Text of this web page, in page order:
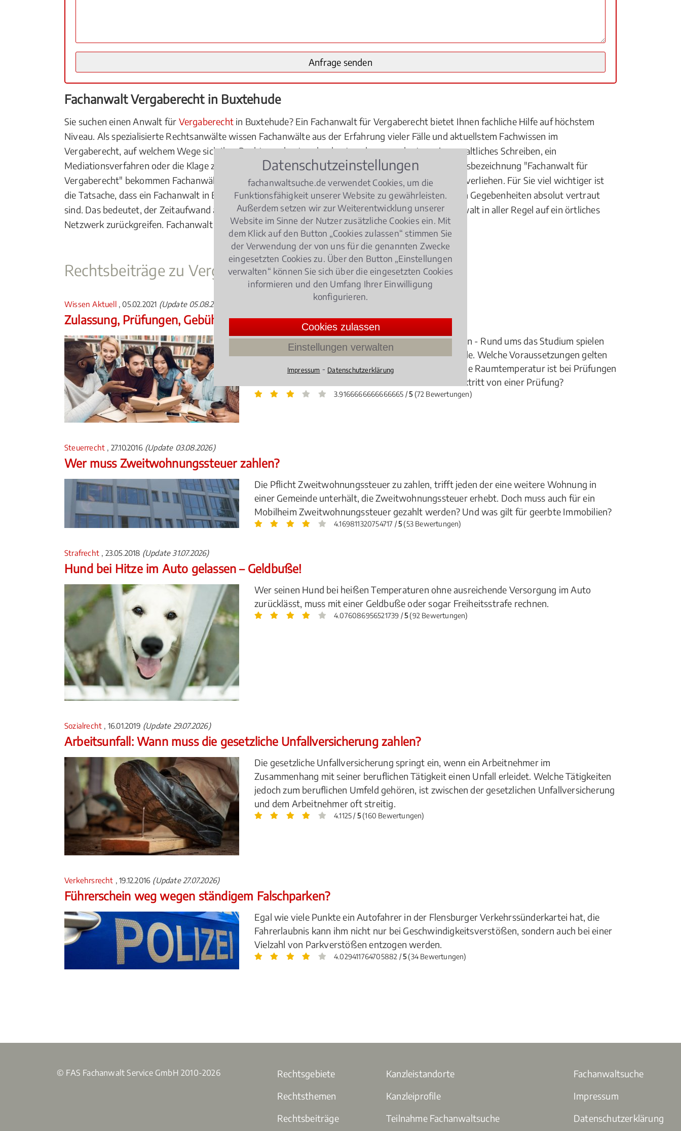
Fachanwalt Vergaberecht in Buxtehude
Sie suchen einen Anwalt für Vergaberecht in Buxtehude? Ein Fachanwalt für Vergaberecht bietet Ihnen fachliche Hilfe auf höchstem
Niveau. Als spezialisierte Rechtsanwälte wissen Fachanwälte aus der Erfahrung vieler Fälle und aktuellstem Fachwissen im
Vergaberecht, auf welchem Wege sich Ihre Rechte am besten durchsetzen lassen - ob etwa ein anwaltliches Schreiben, ein
Mediationsverfahren oder die Klage zum Erfolg führt. Die Berechtigung zum Führen der Fachanwaltsbezeichnung "Fachanwalt für
Vergaberecht" bekommen Fachanwälte von der für Buxtehude zuständigen Rechtsanwaltskammer verliehen. Für Sie viel wichtiger ist
die Tatsache, dass ein Fachanwalt in Buxtehude für Sie schnell zur Verfügung steht und mit örtlichen Gegebenheiten absolut vertraut
sind. Das bedeutet, der Zeitaufwand auf beiden Seiten hält sich in Grenzen. Zudem kann ein Fachanwalt in aller Regel auf ein örtliches
Netzwerk zurückgreifen. Fachanwalt für Vergaberecht in Buxtehude gleich hier finden.
Rechtsbeiträge zu Vergaberecht
Wissen Aktuell , 05.02.2021 (Update 05.08.2026)
Zulassung, Prüfungen, Gebühren – Was Studierende wissen müssen!
Zulassung zum Studium, Prüfungen, Studiengebühren - Rund ums das Studium spielen
auch rechtliche Aspekte schon immer eine große Rolle. Welche Voraussetzungen gelten
beim BAFöG bei einem Fachrichtungswechsel? Welche Raumtemperatur ist bei Prüfungen
unzumutbar? Und ist ADHS ein Grund für einen Rücktritt von einer Prüfung?
3.9166666666666665 /5(72 Bewertungen)
Steuerrecht , 27.10.2016 (Update 03.08.2026)
Wer muss Zweitwohnungssteuer zahlen?
Die Pflicht Zweitwohnungssteuer zu zahlen, trifft jeden der eine weitere Wohnung in
einer Gemeinde unterhält, die Zweitwohnungssteuer erhebt. Doch muss auch für ein
Mobilheim Zweitwohnungssteuer gezahlt werden? Und was gilt für geerbte Immobilien?
4.169811320754717 /5(53 Bewertungen)
Strafrecht , 23.05.2018 (Update 31.07.2026)
Hund bei Hitze im Auto gelassen – Geldbuße!
Wer seinen Hund bei heißen Temperaturen ohne ausreichende Versorgung im Auto
zurücklässt, muss mit einer Geldbuße oder sogar Freiheitsstrafe rechnen.
4.076086956521739 /5(92 Bewertungen)
Sozialrecht , 16.01.2019 (Update 29.07.2026)
Arbeitsunfall: Wann muss die gesetzliche Unfallversicherung zahlen?
Die gesetzliche Unfallversicherung springt ein, wenn ein Arbeitnehmer im
Zusammenhang mit seiner beruflichen Tätigkeit einen Unfall erleidet. Welche Tätigkeiten
jedoch zum beruflichen Umfeld gehören, ist zwischen der gesetzlichen Unfallversicherung
und dem Arbeitnehmer oft streitig.
4.1125 / 5(160 Bewertungen)
Verkehrsrecht , 19.12.2016 (Update 27.07.2026)
Führerschein weg wegen ständigem Falschparken?
Egal wie viele Punkte ein Autofahrer in der Flensburger Verkehrssünderkartei hat, die
Fahrerlaubnis kann ihm nicht nur bei Geschwindigkeitsverstößen, sondern auch bei einer
Vielzahl von Parkverstößen entzogen werden.
4.029411764705882 /5(34 Bewertungen)
© FAS Fachanwalt Service GmbH 2010-2026
Rechtsgebiete
Rechtsthemen
Rechtsbeiträge
Kanzleistandorte
Kanzleiprofile
Teilnahme Fachanwaltsuche
Fachanwaltsuche
Impressum
Datenschutzerklärung
Datenschutzeinstellungen
fachanwaltsuche.de verwendet Cookies, um die
Funktionsfähigkeit unserer Website zu gewährleisten.
Außerdem setzen wir zur Weiterentwicklung unserer
Website im Sinne der Nutzer zusätzliche Cookies ein. Mit
dem Klick auf den Button „Cookies zulassen“ stimmen Sie
der Verwendung der von uns für die genannten Zwecke
eingesetzten Cookies zu. Über den Button „Einstellungen
verwalten“ können Sie sich über die eingesetzten Cookies
informieren und den Umfang Ihrer Einwilligung
konfigurieren.
Cookies zulassen
Einstellungen verwalten
Impressum ⁃ Datenschutzerklärung